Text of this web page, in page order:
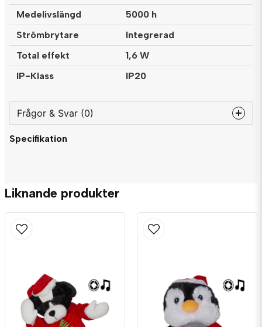
Medelivslängd
5000 h
Strömbrytare
Integrerad
Total effekt
1,6 W
IP-Klass
IP20
Frågor & Svar (0)
question
Namn
Ja, ni får publicera min fråga
Specifikation
Liknande produkter